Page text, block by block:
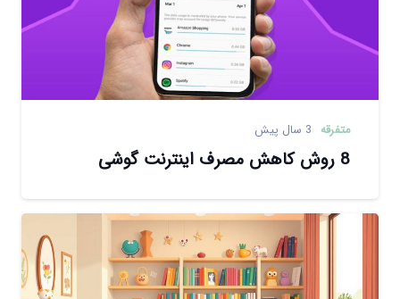
متفرقه 3 سال پیش
8 روش کاهش مصرف اینترنت گوشی